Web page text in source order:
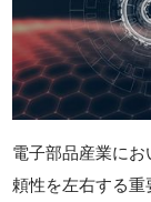
電子部品産業に
頼性を左右する